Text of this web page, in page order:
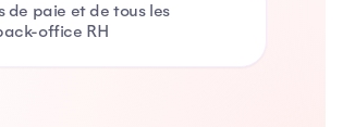
de paie et de tous les
office RH